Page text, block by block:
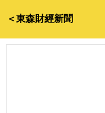
＜東森財經新聞